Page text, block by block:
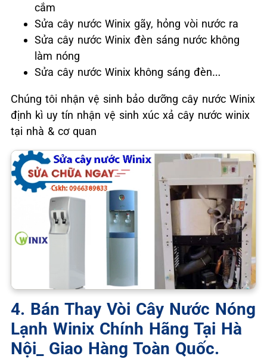
cắm
Sửa cây nước Winix gãy, hỏng vòi nước ra
Sửa cây nước Winix đèn sáng nước không
làm nóng
Sửa cây nước Winix không sáng đèn…
Chúng tôi nhận vệ sinh bảo dưỡng cây nước Winix
định kì uy tín nhận vệ sinh xúc xả cây nước winix
tại nhà & cơ quan
4. Bán Thay Vòi Cây Nước Nóng
Lạnh Winix Chính Hãng Tại Hà
Nội_ Giao Hàng Toàn Quốc.